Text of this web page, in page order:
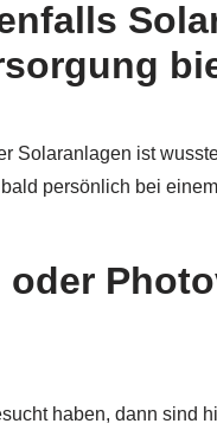
Solaranlagen ist
persönlich bei
oder
haben, dann sind